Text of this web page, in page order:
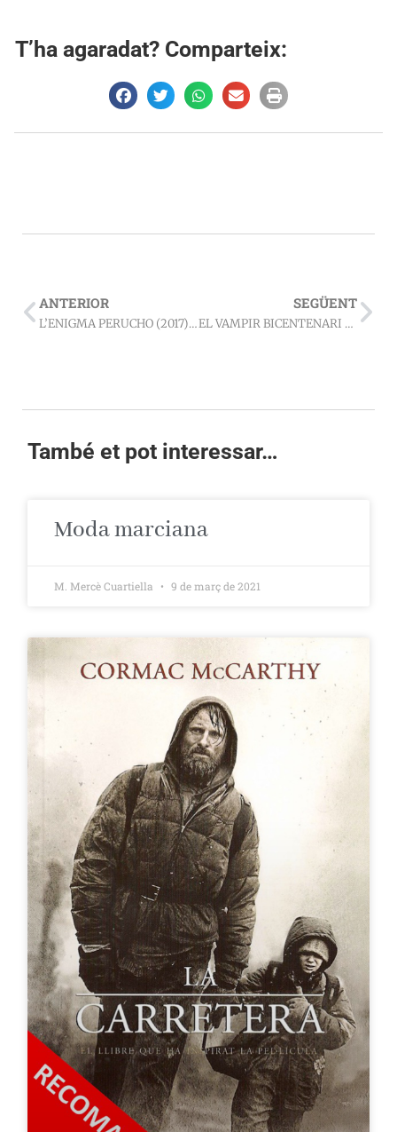
T’ha agaradat? Comparteix:
ANTERIOR
L’ENIGMA PERUCHO (2017) – Jordi Cervera
SEGÜENT
EL VAMPIR BICENTENARI (2019) – Sílvia Maymó
També et pot interessar…
Moda marciana
M. Mercè Cuartiella 9 de març de 2021